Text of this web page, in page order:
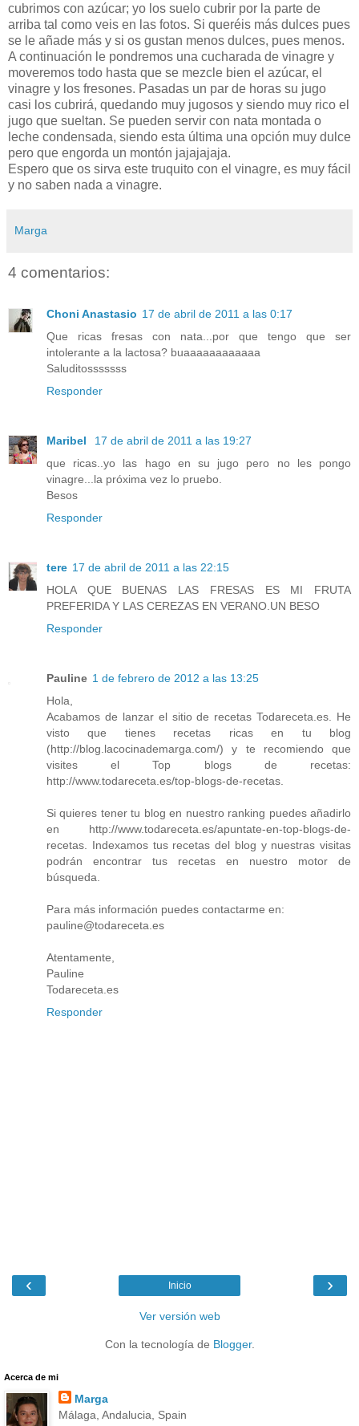
cubrimos con azúcar; yo los suelo cubrir por la parte de
arriba tal como veis en las fotos. Si queréis más dulces pues
se le añade más y si os gustan menos dulces, pues menos.
A continuación le pondremos una cucharada de vinagre y
moveremos todo hasta que se mezcle bien el azúcar, el
vinagre y los fresones. Pasadas un par de horas su jugo
casi los cubrirá, quedando muy jugosos y siendo muy rico el
jugo que sueltan. Se pueden servir con nata montada o
leche condensada, siendo esta última una opción muy dulce
pero que engorda un montón jajajajaja.
Espero que os sirva este truquito con el vinagre, es muy fácil
y no saben nada a vinagre.
Marga
4 comentarios:
Choni Anastasio 17 de abril de 2011 a las 0:17
Que ricas fresas con nata...por que tengo que ser
intolerante a la lactosa? buaaaaaaaaaaaa
Saluditosssssss
Responder
Maribel
17 de abril de 2011 a las 19:27
que ricas..yo las hago en su jugo pero no les pongo
vinagre...la próxima vez lo pruebo.
Besos
Responder
tere 17 de abril de 2011 a las 22:15
HOLA QUE BUENAS LAS FRESAS ES MI FRUTA
PREFERIDA Y LAS CEREZAS EN VERANO.UN BESO
Responder
Pauline 1 de febrero de 2012 a las 13:25
Hola,
Acabamos de lanzar el sitio de recetas Todareceta.es. He
visto que tienes recetas ricas en tu blog
(http://blog.lacocinademarga.com/) y te recomiendo que
visites el Top blogs de recetas:
http://www.todareceta.es/top-blogs-de-recetas.
Si quieres tener tu blog en nuestro ranking puedes añadirlo
en http://www.todareceta.es/apuntate-en-top-blogs-de-
recetas. Indexamos tus recetas del blog y nuestras visitas
podrán encontrar tus recetas en nuestro motor de
búsqueda.
Para más información puedes contactarme en:
pauline@todareceta.es
Atentamente,
Pauline
Todareceta.es
Responder
‹ ›
Inicio
Ver versión web
Con la tecnología de Blogger.
Acerca de mi
Marga
Málaga, Andalucia, Spain